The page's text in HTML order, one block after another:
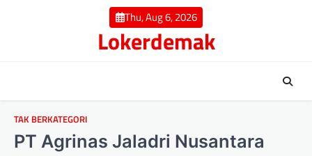
Thu, Aug 6, 2026
Lokerdemak
TAK BERKATEGORI
PT Agrinas Jaladri Nusantara